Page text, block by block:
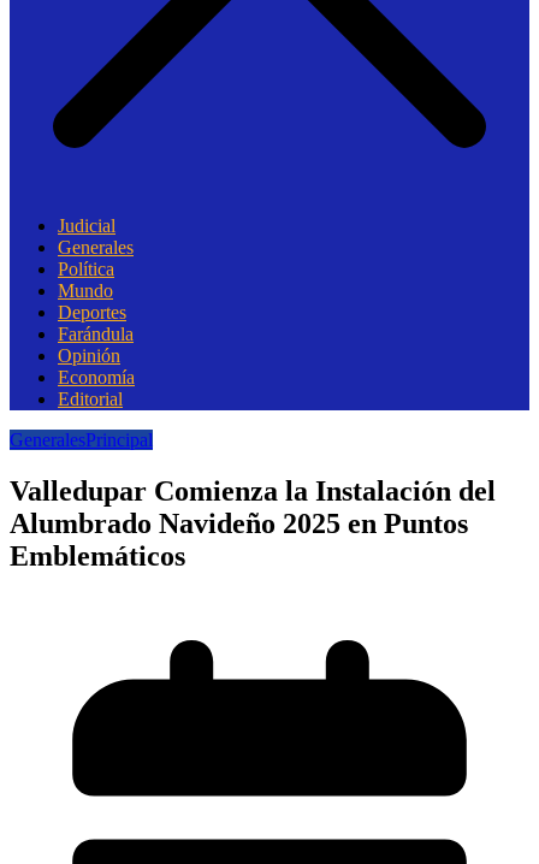
Judicial
Generales
Política
Mundo
Deportes
Farándula
Opinión
Economía
Editorial
GeneralesPrincipal
Valledupar Comienza la Instalación del
Alumbrado Navideño 2025 en Puntos
Emblemáticos